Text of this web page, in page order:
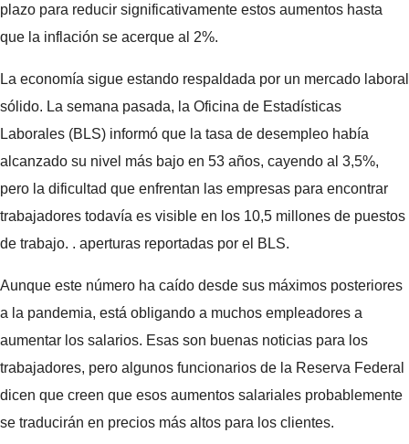
plazo para reducir significativamente estos aumentos hasta
que la inflación se acerque al 2%.
La economía sigue estando respaldada por un mercado laboral
sólido. La semana pasada, la Oficina de Estadísticas
Laborales (BLS) informó que la tasa de desempleo había
alcanzado su nivel más bajo en 53 años, cayendo al 3,5%,
pero la dificultad que enfrentan las empresas para encontrar
trabajadores todavía es visible en los 10,5 millones de puestos
de trabajo. . aperturas reportadas por el BLS.
Aunque este número ha caído desde sus máximos posteriores
a la pandemia, está obligando a muchos empleadores a
aumentar los salarios. Esas son buenas noticias para los
trabajadores, pero algunos funcionarios de la Reserva Federal
dicen que creen que esos aumentos salariales probablemente
se traducirán en precios más altos para los clientes.